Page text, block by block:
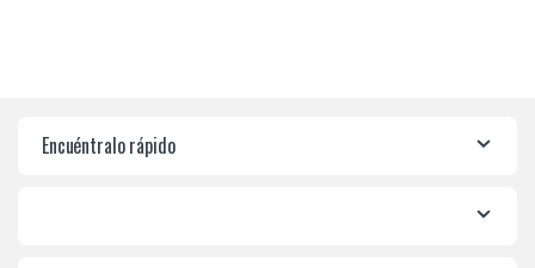
Encuéntralo rápido